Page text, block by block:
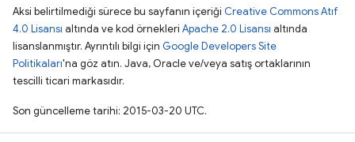
Aksi belirtilmediği sürece bu sayfanın içeriği Creative Commons Atıf
4.0 Lisansı altında ve kod örnekleri Apache 2.0 Lisansı altında
lisanslanmıştır. Ayrıntılı bilgi için Google Developers Site
Politikaları'na göz atın. Java, Oracle ve/veya satış ortaklarının
tescilli ticari markasıdır.
Son güncelleme tarihi: 2015-03-20 UTC.